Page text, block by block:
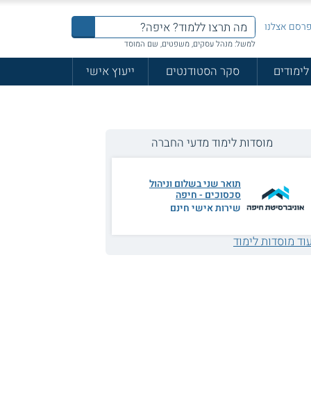
אצלנו
למשל: מנהל עסקים, משפטים, שם המוסד
סקר הסטודנטים ייעוץ אישי
מוסדות לימוד מדעי החברה
תואר שני בשלום וניהול
סכסוכים - חיפה
שירות אישי חינם
מוסדות לימוד